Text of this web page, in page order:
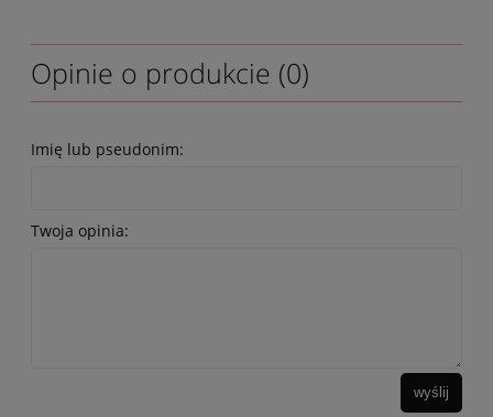
Opinie o produkcie (0)
Imię lub pseudonim:
Twoja opinia:
wyślij